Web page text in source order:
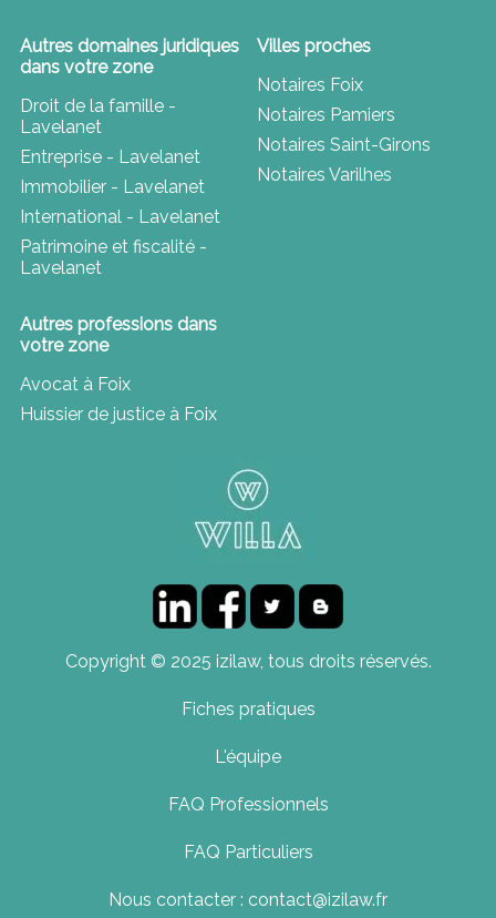
Autres domaines juridiques
dans votre zone
Droit de la famille -
Lavelanet
Entreprise - Lavelanet
Immobilier - Lavelanet
International - Lavelanet
Patrimoine et fiscalité -
Lavelanet
Autres professions dans
votre zone
Avocat à Foix
Huissier de justice à Foix
Villes proches
Notaires Foix
Notaires Pamiers
Notaires Saint-Girons
Notaires Varilhes
Copyright © 2025 izilaw, tous droits réservés.
Fiches pratiques
L'équipe
FAQ Professionnels
FAQ Particuliers
Nous contacter : contact@izilaw.fr